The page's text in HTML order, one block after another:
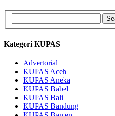
Kategori KUPAS
Advertorial
KUPAS Aceh
KUPAS Aneka
KUPAS Babel
KUPAS Bali
KUPAS Bandung